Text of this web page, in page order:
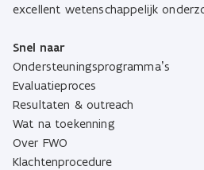
excellent wetenschappelijk
Snel naar
Ondersteuningsprogramma’s
Evaluatieproces
Resultaten & outreach
Wat na toekenning
Over FWO
Klachtenprocedure